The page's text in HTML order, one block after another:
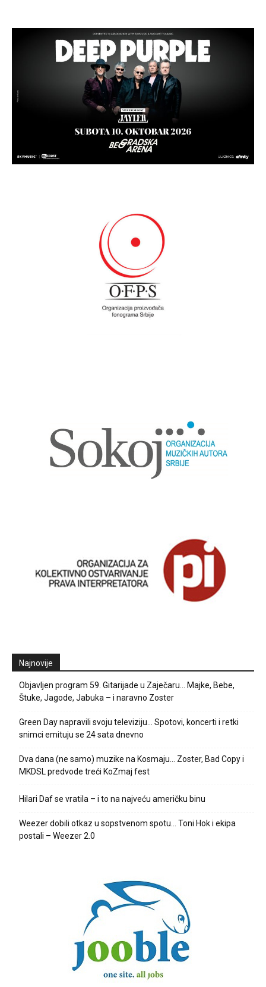
Najnovije
Objavljen program 59. Gitarijade u Zaječaru… Majke, Bebe,
Štuke, Jagode, Jabuka – i naravno Zoster
Green Day napravili svoju televiziju… Spotovi, koncerti i retki
snimci emituju se 24 sata dnevno
Dva dana (ne samo) muzike na Kosmaju… Zoster, Bad Copy i
MKDSL predvode treći KoZmaj fest
Hilari Daf se vratila – i to na najveću američku binu
Weezer dobili otkaz u sopstvenom spotu… Toni Hok i ekipa
postali – Weezer 2.0